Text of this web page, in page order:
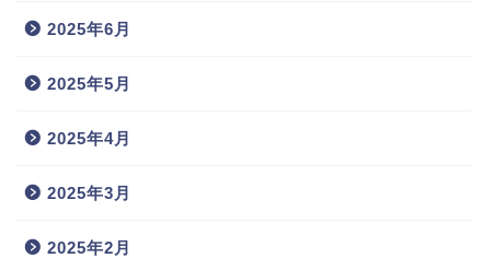
2025年6月
2025年5月
2025年4月
2025年3月
2025年2月